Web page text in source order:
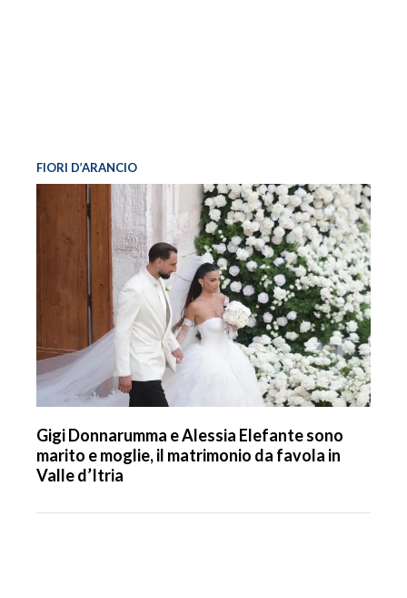
FIORI D’ARANCIO
Gigi Donnarumma e Alessia Elefante sono
marito e moglie, il matrimonio da favola in
Valle d’Itria